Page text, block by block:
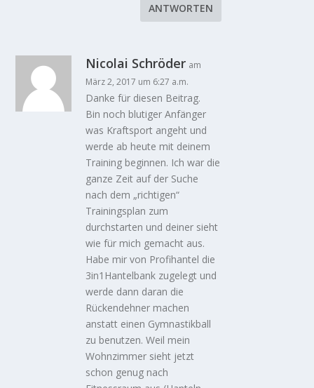
ANTWORTEN
Nicolai Schröder am
März 2, 2017 um 6:27 a.m.
Danke für diesen Beitrag.
Bin noch blutiger Anfänger
was Kraftsport angeht und
werde ab heute mit deinem
Training beginnen. Ich war die
ganze Zeit auf der Suche
nach dem „richtigen“
Trainingsplan zum
durchstarten und deiner sieht
wie für mich gemacht aus.
Habe mir von Profihantel die
3in1Hantelbank zugelegt und
werde dann daran die
Rückendehner machen
anstatt einen Gymnastikball
zu benutzen. Weil mein
Wohnzimmer sieht jetzt
schon genug nach